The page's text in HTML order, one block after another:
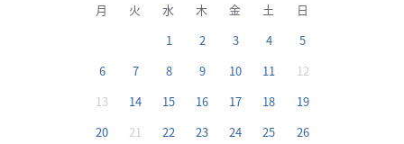
月
火 水 木 金 土 日
1 2 3 4
5
6
7 8 9 10 11
12
13
14 15 16 17 18
19
20
21 22 23 24 25
26